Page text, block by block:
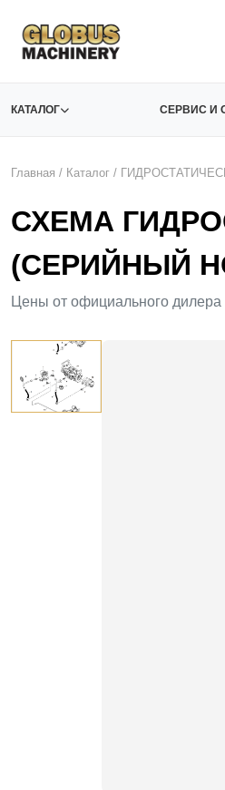
КАТАЛОГ СЕРВИС И
Главная / Каталог /
СХЕМА
(СЕРИЙНЫЙ
Цены от официального